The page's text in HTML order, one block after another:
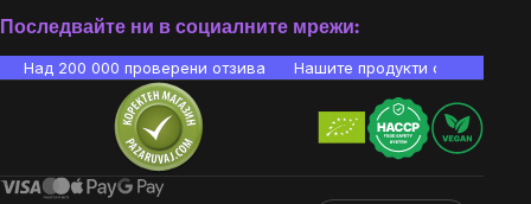
Последвайте ни в социалните мрежи:
Над 200 000 проверени отзива Нашите продукти са